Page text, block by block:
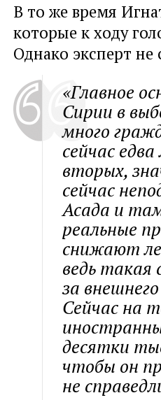
В то же время
которые к ходу
Однако эксперт не
«Главное
Сирии в
много
сейчас
вторых,
сейчас
Асада и
реальные
снижают
ведь такая
за
Сейчас на
десятки
чтобы он
не